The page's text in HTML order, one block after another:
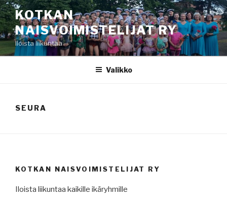
Siirry
sisältöönKOTKAN
NAISVOIMISTELIJAT RY
Iloista liikuntaa
Valikko
SEURA
KOTKAN NAISVOIMISTELIJAT RY
Iloista liikuntaa kaikille ikäryhmille